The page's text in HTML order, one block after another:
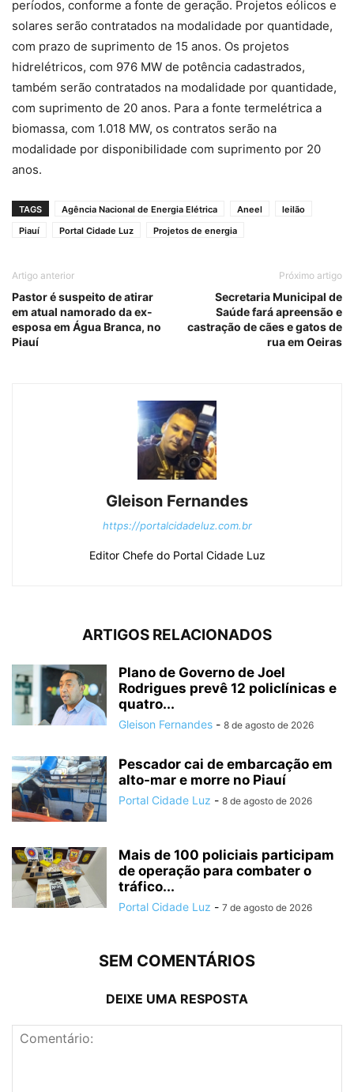
períodos, conforme a fonte de geração. Projetos eólicos e
solares serão contratados na modalidade por quantidade,
com prazo de suprimento de 15 anos. Os projetos
hidrelétricos, com 976 MW de potência cadastrados,
também serão contratados na modalidade por quantidade,
com suprimento de 20 anos. Para a fonte termelétrica a
biomassa, com 1.018 MW, os contratos serão na
modalidade por disponibilidade com suprimento por 20
anos.
TAGS Agência Nacional de Energia Elétrica Aneel
leilão
Piauí
Portal Cidade Luz Projetos de energia
Artigo anterior
Pastor é suspeito de atirar
em atual namorado da ex-
esposa em Água Branca, no
Piauí
Próximo artigo
Secretaria Municipal de
Saúde fará apreensão e
castração de cães e gatos de
rua em Oeiras
Gleison Fernandes
https://portalcidadeluz.com.br
Editor Chefe do Portal Cidade Luz
ARTIGOS RELACIONADOS
Plano de Governo de Joel
Rodrigues prevê 12 policlínicas e
quatro...
Gleison Fernandes - 8 de agosto de 2026
Pescador cai de embarcação em
alto-mar e morre no Piauí
Portal Cidade Luz - 8 de agosto de 2026
Mais de 100 policiais participam
de operação para combater o
tráfico...
Portal Cidade Luz - 7 de agosto de 2026
SEM COMENTÁRIOS
DEIXE UMA RESPOSTA